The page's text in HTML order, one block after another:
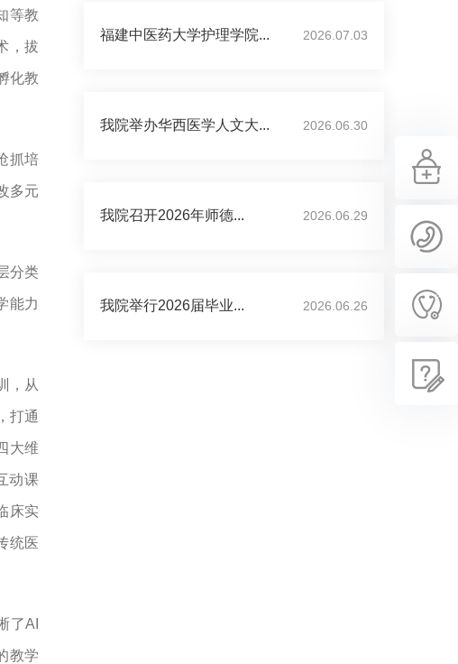
等教
，拔
化教
抓培
多元
分类
能力
，从
打通
大维
动课
床实
统医
了AI
教学
福建中医药大学护理学院... 2026.07.03
我院举办华西医学人文大... 2026.06.30
我院召开2026年师德... 2026.06.29
我院举行2026届毕业... 2026.06.26